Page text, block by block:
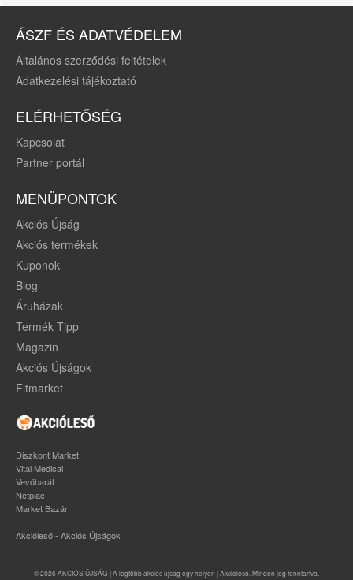
ÁSZF ÉS ADATVÉDELEM
Általános szerződési feltételek
Adatkezelési tájékoztató
ELÉRHETŐSÉG
Kapcsolat
Partner portál
MENÜPONTOK
Akciós Újság
Akciós termékek
Kuponok
Blog
Áruházak
Termék Tipp
Magazin
Akciós Újságok
Fitmarket
Diszkont Market
Vital Medical
Vevőbarát
Netpiac
Market Bazár
Akcióleső - Akciós Újságok
© 2026 AKCIÓS ÚJSÁG | A legtöbb akciós újság egy helyen | Akcióleső. Minden jog fenntartva.